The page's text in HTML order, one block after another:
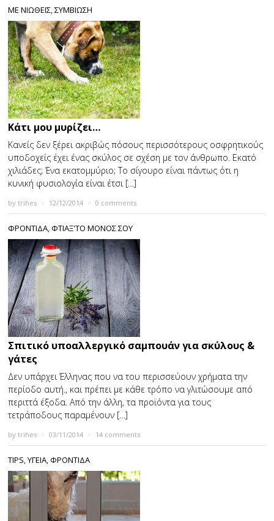
ΜΕ ΝΙΩΘΕΙΣ,ΣΥΜΒΙΩΣΗ
Κάτι μου μυρίζει…
Κανείς δεν ξέρει ακριβώς πόσους περισσότερους οσφρητικούς
υποδοχείς έχει ένας σκύλος σε σχέση με τον άνθρωπο. Εκατό
χιλιάδες; Ένα εκατομμύριο; Το σίγουρο είναι πάντως ότι η
κυνική φυσιολογία είναι έτσι […]
bytrihes 12/12/2014 0 comments
ΦΡΟΝΤΙΔΑ,ΦΤΙΑΞ'ΤΟ ΜΟΝΟΣ ΣΟΥ
Σπιτικό υποαλλεργικό σαμπουάν για σκύλους &
γάτες
Δεν υπάρχει Έλληνας που να του περισσεύουν χρήματα την
περίοδο αυτή., και πρέπει με κάθε τρόπο να γλιτώσουμε από
περιττά έξοδα. Από την άλλη, τα προϊόντα για τους
τετράποδους παραμένουν […]
bytrihes 03/11/2014 14 comments
TIPS,ΥΓΕΙΑ,ΦΡΟΝΤΙΔΑ